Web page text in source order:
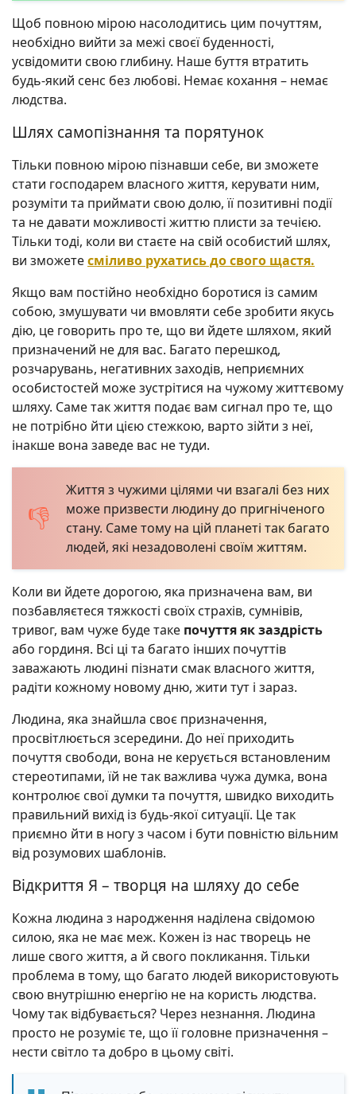
Щоб повною мірою насолодитись цим почуттям,
необхідно вийти за межі своєї буденності,
усвідомити свою глибину. Наше буття втратить
будь-який сенс без любові. Немає кохання – немає
людства.
Шлях самопізнання та порятунок
Тільки повною мірою пізнавши себе, ви зможете
стати господарем власного життя, керувати ним,
розуміти та приймати свою долю, її позитивні події
та не давати можливості життю плисти за течією.
Тільки тоді, коли ви стаєте на свій особистий шлях,
ви зможетесміливо рухатись до свого щастя.
Якщо вам постійно необхідно боротися із самим
собою, змушувати чи вмовляти себе зробити якусь
дію, це говорить про те, що ви йдете шляхом, який
призначений не для вас. Багато перешкод,
розчарувань, негативних заходів, неприємних
особистостей може зустрітися на чужому життєвому
шляху. Саме так життя подає вам сигнал про те, що
не потрібно йти цією стежкою, варто зійти з неї,
інакше вона заведе вас не туди.
Життя з чужими цілями чи взагалі без них
може призвести людину до пригніченого
стану. Саме тому на цій планеті так багато
людей, які незадоволені своїм життям.
Коли ви йдете дорогою, яка призначена вам, ви
позбавляєтеся тяжкості своїх страхів, сумнівів,
тривог, вам чуже буде таке почуття як заздрість
або гординя. Всі ці та багато інших почуттів
заважають людині пізнати смак власного життя,
радіти кожному новому дню, жити тут і зараз.
Людина, яка знайшла своє призначення,
просвітлюється зсередини. До неї приходить
почуття свободи, вона не керується встановленим
стереотипами, їй не так важлива чужа думка, вона
контролює свої думки та почуття, швидко виходить
правильний вихід із будь-якої ситуації. Це так
приємно йти в ногу з часом і бути повністю вільним
від розумових шаблонів.
Відкриття Я – творця на шляху до себе
Кожна людина з народження наділена свідомою
силою, яка не має меж. Кожен із нас творець не
лише свого життя, а й свого покликання. Тільки
проблема в тому, що багато людей використовують
свою внутрішню енергію не на користь людства.
Чому так відбувається? Через незнання. Людина
просто не розуміє те, що її головне призначення –
нести світло та добро в цьому світі.